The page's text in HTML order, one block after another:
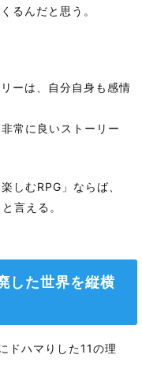
るんだと思う。
ーは、自分自身も感情
常に良いストーリー
しむRPG」ならば、
言える。
た世界を縦横